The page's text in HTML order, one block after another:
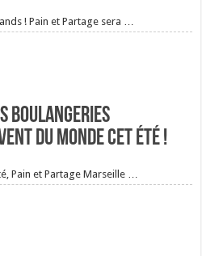
! Pain et Partage sera …
boulangeries
du monde cet été !
Pain et Partage Marseille …